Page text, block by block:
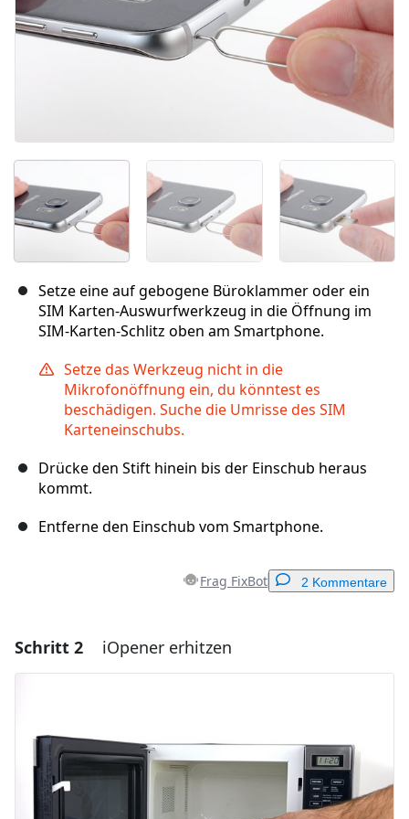
Setze eine auf gebogene Büroklammer oder ein
SIM Karten-Auswurfwerkzeug in die Öffnung im
SIM-Karten-Schlitz oben am Smartphone.
Setze das Werkzeug nicht in die
Mikrofonöffnung ein, du könntest es
beschädigen. Suche die Umrisse des SIM
Karteneinschubs.
Drücke den Stift hinein bis der Einschub heraus
kommt.
Entferne den Einschub vom Smartphone.
Frag FixBot 2 Kommentare
Einen Kommentar hinzufügen
Kommentieren
Schritt 2 iOpener erhitzen